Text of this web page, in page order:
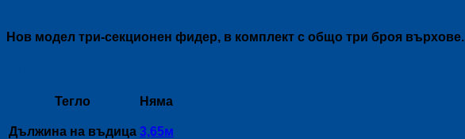
Нов модел три-секционен фидер, в комплект с общо три броя върхове.
Тегло Няма
Дължина на въдица 3,65м